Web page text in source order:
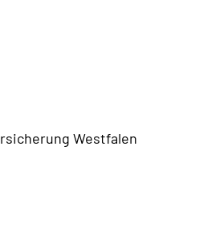
Westfalen